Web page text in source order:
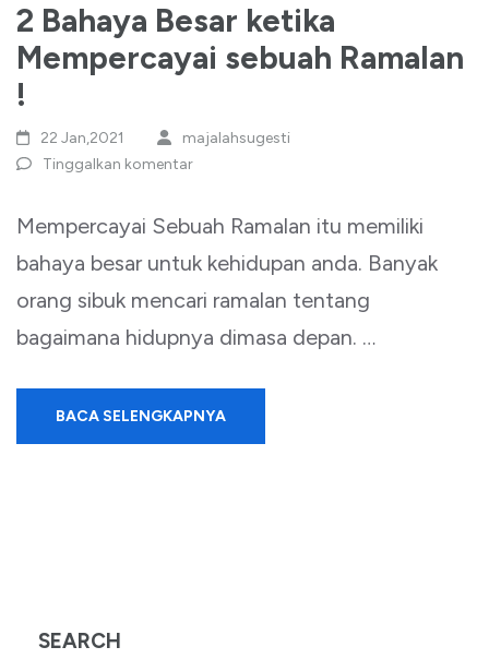
2 Bahaya Besar ketika
Mempercayai sebuah Ramalan
!
22 Jan,2021
majalahsugesti
Tinggalkan komentar
Mempercayai Sebuah Ramalan itu memiliki
bahaya besar untuk kehidupan anda. Banyak
orang sibuk mencari ramalan tentang
bagaimana hidupnya dimasa depan. …
BACA SELENGKAPNYA
SEARCH